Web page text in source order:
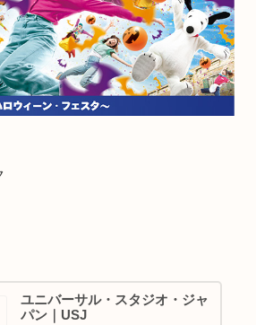
ユニバーサル・スタジオ・ジャ
パン｜USJ